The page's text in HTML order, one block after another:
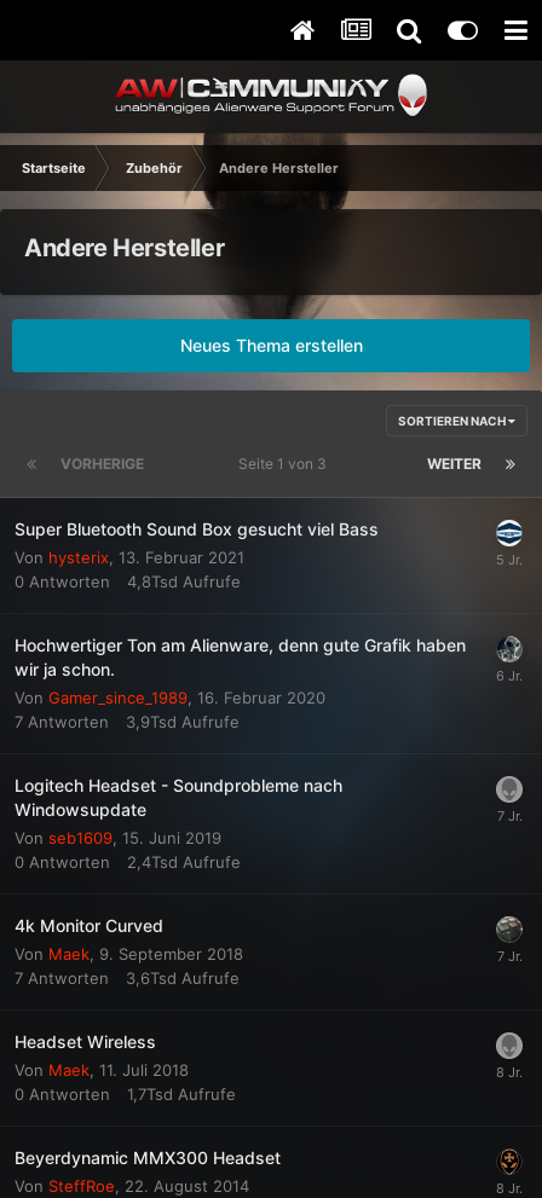
Startseite Zubehör Andere Hersteller
Andere Hersteller
Neues Thema erstellen
SORTIEREN NACH
VORHERIGE WEITER
Seite 1 von 3
Super Bluetooth Sound Box gesucht viel Bass
Von hysterix 13. Februar 2021
0 Antworten 4,8Tsd Aufrufe
Hochwertiger Ton am Alienware, denn gute Grafik haben
wir ja schon.
Von Gamer_since_1989 16. Februar 2020
7 Antworten 3,9Tsd Aufrufe
Logitech Headset - Soundprobleme nach
Windowsupdate
Von seb1609 15. Juni 2019
0 Antworten 2,4Tsd Aufrufe
4k Monitor Curved
Von Maek 9. September 2018
7 Antworten 3,6Tsd Aufrufe
Headset Wireless
Von Maek 11. Juli 2018
0 Antworten 1,7Tsd Aufrufe
Beyerdynamic MMX300 Headset
Von SteffRoe
22. August 2014